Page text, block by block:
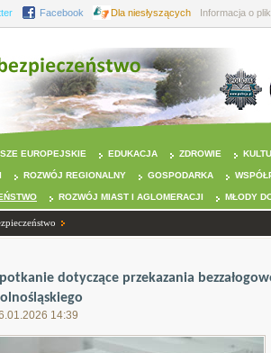
Facebook Dla niesłyszących Informacja o
EUROPEJSKIE EDUKACJA ZDROWIE
ROZWÓJ REGIONALNY GOSPODARKA
ROZWÓJ MIAST I AGLOMERACJI MŁODY
dotyczące przekazania
14:39